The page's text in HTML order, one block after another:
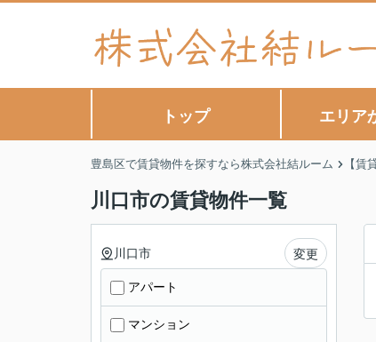
トップ エリア
豊島区で賃貸物件を探すなら株式会社結ルーム 【賃
川口市の賃貸物件一覧
川口市 変更
アパート
マンション